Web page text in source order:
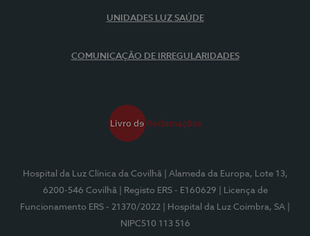
UNIDADES LUZ SAÚDE
COMUNICAÇÃO DE IRREGULARIDADES
Hospital da Luz Clínica da Covilhã
| Alameda da Europa, Lote 13,
6200-546 Covilhã
| Registo ERS - E160629
| Licença de
Funcionamento ERS - 21370/2022
| Hospital da Luz Coimbra, SA
NIPC510 113 516